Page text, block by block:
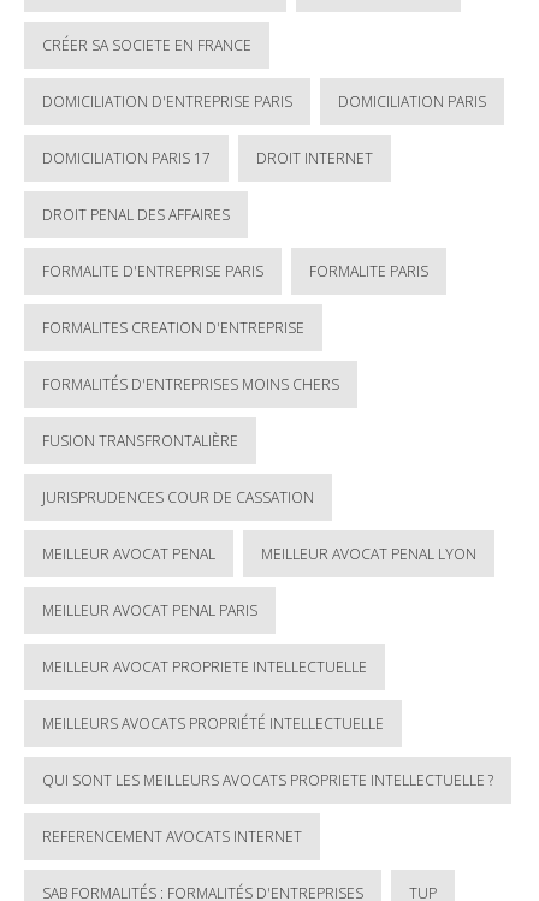
CRÉER SA SOCIETE EN FRANCE
DOMICILIATION D'ENTREPRISE PARIS DOMICILIATION PARIS
DOMICILIATION PARIS 17 DROIT INTERNET
DROIT PENAL DES AFFAIRES
FORMALITE D'ENTREPRISE PARIS FORMALITE PARIS
FORMALITES CREATION D'ENTREPRISE
FORMALITÉS D'ENTREPRISES MOINS CHERS
FUSION TRANSFRONTALIÈRE
JURISPRUDENCES COUR DE CASSATION
MEILLEUR AVOCAT PENAL MEILLEUR AVOCAT PENAL LYON
MEILLEUR AVOCAT PENAL PARIS
MEILLEUR AVOCAT PROPRIETE INTELLECTUELLE
MEILLEURS AVOCATS PROPRIÉTÉ INTELLECTUELLE
QUI SONT LES MEILLEURS AVOCATS PROPRIETE INTELLECTUELLE ?
REFERENCEMENT AVOCATS INTERNET
SAB FORMALITÉS : FORMALITÉS D'ENTREPRISES TUP